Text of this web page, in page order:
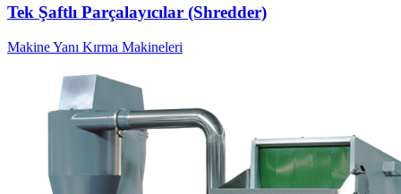
Tek Şaftlı Parçalayıcılar (Shredder)
Makine Yanı Kırma Makineleri